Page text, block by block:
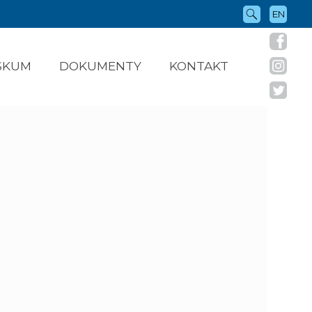
DOKUMENTY KONTAKT
EN